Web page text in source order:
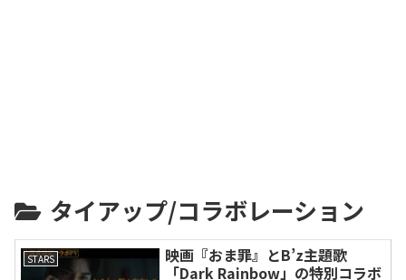
タイアップ/コラボレーション
STARS
映画『おま罪』とB’z主題歌
「Dark Rainbow」の特別コラボ